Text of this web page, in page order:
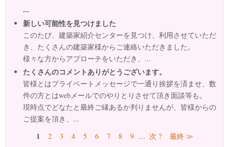
...
新しい可能性を見つけました
このたび、建築家紹介センターを見つけ、利用させていただ
き、たくさんの建築家様からご連絡いただきました。
様々な方からアプローチをいただき、...
たくさんのコメントありがとうございます。
皆様とはプライベートメッセージで一通り挨拶を済ませ、数
件の方とはwebメールでのやりとりさせて頂き面談等も。
現時点でどなたと最終ご縁あるか判りませんが、皆様からの
ご提案を頂き、...
ページ1 2 3 4 5 6 7 8 9 … 次 ? 最終 ≫